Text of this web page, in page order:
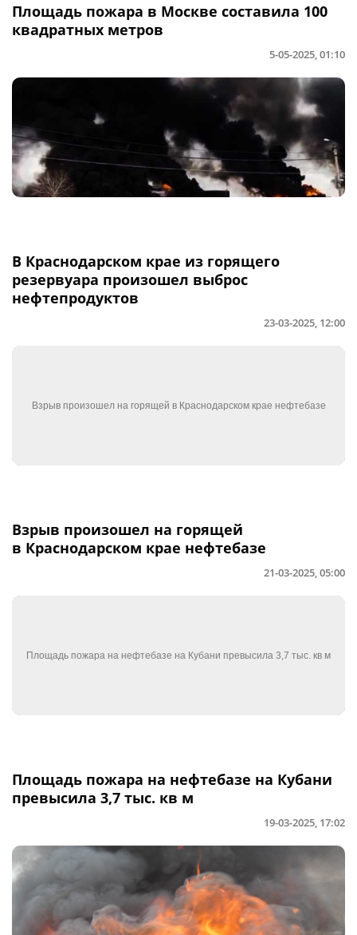
Площадь пожара в Москве составила 100
квадратных метров
5-05-2025, 01:10
В Краснодарском крае из горящего
резервуара произошел выброс
нефтепродуктов
23-03-2025, 12:00
Взрыв произошел на горящей
в Краснодарском крае нефтебазе
21-03-2025, 05:00
Площадь пожара на нефтебазе на Кубани
превысила 3,7 тыс. кв м
19-03-2025, 17:02